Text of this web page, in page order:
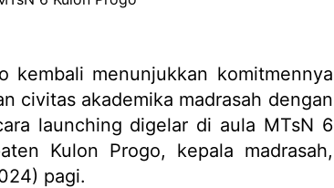
kembali menunjukkan komitmennya
civitas akademika madrasah dengan
launching digelar di aula MTsN 6
Kulon Progo, kepala madrasah,
pagi.